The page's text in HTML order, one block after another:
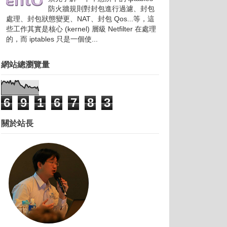
防火牆規則對封包進行過濾、封包
處理、封包狀態變更、NAT、封包 Qos...等，這
些工作其實是核心 (kernel) 層級 Netfilter 在處理
的，而 iptables 只是一個使...
網站總瀏覽量
6 9 1 6 7 8 3
關於站長